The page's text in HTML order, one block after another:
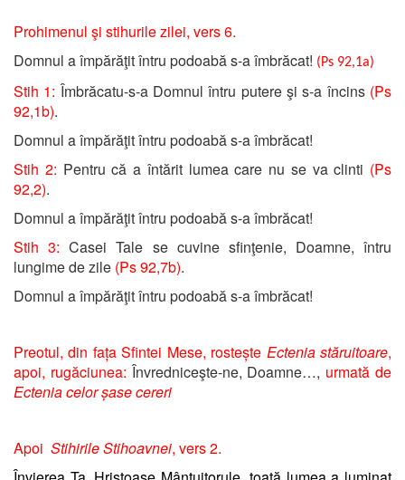
Prohimenul şi stihurile zilei, vers 6.
Domnul a împărăţit întru podoabă s-a îmbrăcat! (Ps 92,1a)
Stih 1: Îmbrăcatu-s-a Domnul întru putere şi s-a încins (Ps
92,1b).
Domnul a împărăţit întru podoabă s-a îmbrăcat!
Stih 2: Pentru că a întărit lumea care nu se va clinti (Ps
92,2).
Domnul a împărăţit întru podoabă s-a îmbrăcat!
Stih 3: Casei Tale se cuvine sfinţenie, Doamne, întru
lungime de zile (Ps 92,7b).
Domnul a împărăţit întru podoabă s-a îmbrăcat!
Preotul, din fața Sfintei Mese, rostește Ectenia stăruitoare,
apoi, rugăciunea: Învredniceşte-ne, Doamne…, urmată de
Ectenia celor șase cereri
Apoi Stihirile Stihoavnei, vers 2.